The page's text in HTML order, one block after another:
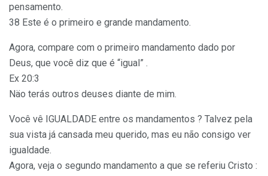
pensamento.
38 Este é o primeiro e grande mandamento.
Agora, compare com o primeiro mandamento dado por
Deus, que você diz que é “igual” .
Ex 20:3
Näo terás outros deuses diante de mim.
Você vê IGUALDADE entre os mandamentos ? Talvez pela
sua vista já cansada meu querido, mas eu não consigo ver
igualdade.
Agora, veja o segundo mandamento a que se referiu Cristo :